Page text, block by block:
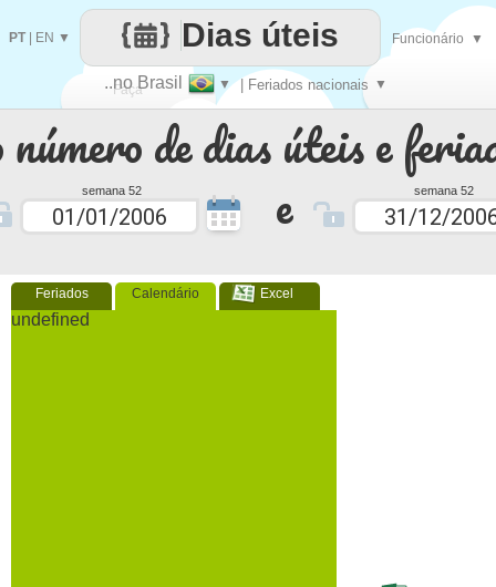
de dias úteis e
semana 52 e semana 52
Feriados Calendário Excel
undefined
Faça
cada
..no Brasil ▼ | Feriados nacionais ▼
Dias úteis
PT| EN ▼ Funcionário ▼